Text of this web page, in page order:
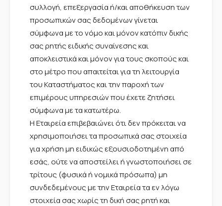
συλλογή, επεξεργασία ή/και αποθήκευση των
προσωπικών σας δεδομένων γίνεται
σύμφωνα με το νόμο και μόνον κατόπιν δικής
σας ρητής ειδικής συναίνεσης και
αποκλειστικά και μόνον για τους σκοπούς και
στο μέτρο που απαιτείται για τη λειτουργία
του Καταστήματος και την παροχή των
επιμέρους υπηρεσιών που έχετε ζητήσει
σύμφωνα με τα κατωτέρω.
Η Εταιρεία επιβεβαιώνει ότι δεν πρόκειται να
χρησιμοποιήσει τα προσωπικά σας στοιχεία
για χρήση μη ειδικώς εξουσιοδοτημένη από
εσάς, ούτε να αποστείλει ή γνωστοποιήσει σε
τρίτους (φυσικά ή νομικά πρόσωπα) μη
συνδεδεμένους με την Εταιρεία τα εν λόγω
στοιχεία σας χωρίς τη δική σας ρητή και